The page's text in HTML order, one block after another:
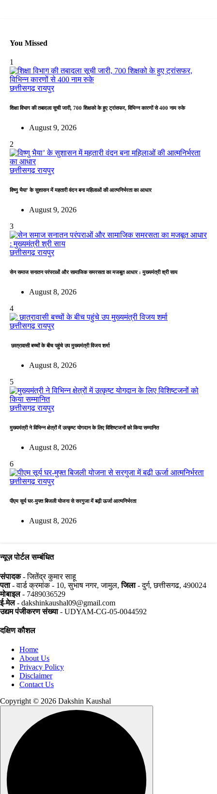
You Missed
1
छत्तीसगढ़रायपुर
शिक्षा विभाग की तबादला सूची जारी, 700 शिक्षको के हुए ट्रांसफर, विभिन्न कारणों से 400 नाम रुके
August 9, 2026
2
छत्तीसगढ़रायपुर
विष्णु भैया’ के सुशासन में महतारी वंदन बना महिलाओं की आत्मनिर्भरता का आधार
August 9, 2026
3
छत्तीसगढ़रायपुर
सेन समाज सनातन परंपराओं और सामाजिक समरसता का मजबूत आधार : मुख्यमंत्री श्री साय
August 8, 2026
4
छत्तीसगढ़रायपुर
छात्रावासी बच्चों के बीच पहुंचे उप मुख्यमंत्री विजय शर्मा
August 8, 2026
5
छत्तीसगढ़रायपुर
मुख्यमंत्री ने विभिन्न क्षेत्रों में उत्कृष्ट योगदान के लिए विशिष्टजनों को किया सम्मानित
August 8, 2026
6
छत्तीसगढ़रायपुर
पीएम सूर्य घर-मुफ्त बिजली योजना से सरगुजा में बढ़ी ऊर्जा आत्मनिर्भरता
August 8, 2026
न्यूज़ पोर्टल सम्बंधित
संपादक- जितेंद्र कुमार साहू
पता- वार्ड क्रमांक - 10, सुभाष नगर, जामुल,जिला- दुर्ग, छत्तीसगढ, 490024
मोबाइल- 7489036529
ई-मेल- dakshinkaushal09@gmail.com
उद्यम पंजीकरण संख्या- UDYAM-CG-05-0044592
दक्षिण कौशल
Home
About Us
Privacy Policy
Disclaimer
Contact Us
Copyright © 2026 Dakshin Kaushal